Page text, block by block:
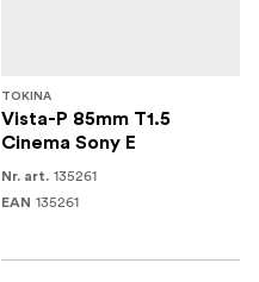
TOKINA
Vista-P 85mm T1.5
Cinema Sony E
Nr. art. 135261
EAN 135261